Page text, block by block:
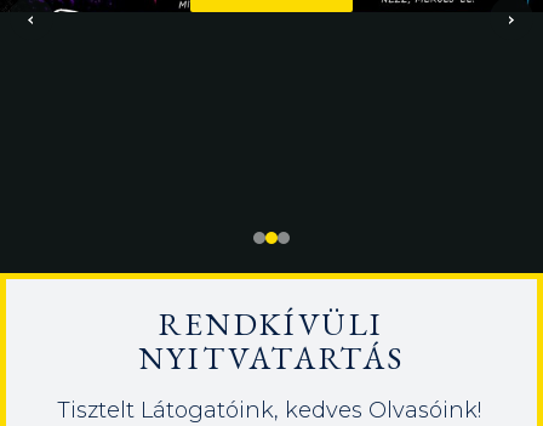
‹ ›
RENDKÍVÜLI
NYITVATARTÁS
Tisztelt Látogatóink, kedves Olvasóink!